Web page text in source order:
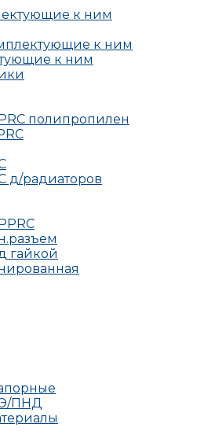
к ним
к ним
к ним
полипропилен
д/радиаторов
гайкой
ПНД